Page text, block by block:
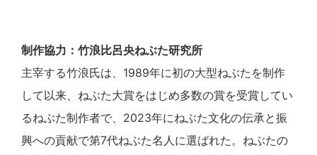
制作協力：竹浪比呂央ねぶた研究所
主宰する竹浪氏は、1989年に初の大型ねぶたを制作
して以来、ねぶた大賞をはじめ多数の賞を受賞してい
るねぶた制作者で、2023年にねぶた文化の伝承と振
興への貢献で第7代ねぶた名人に選ばれた。ねぶたの